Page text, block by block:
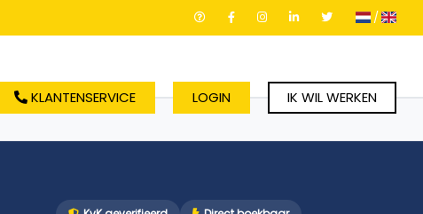
/
KLANTENSERVICE LOGIN IK WIL WERKEN